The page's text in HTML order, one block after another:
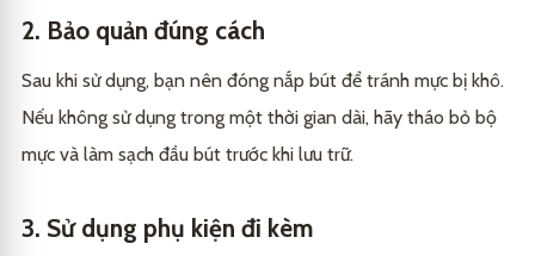
2. Bảo quản đúng cách
Sau khi sử dụng, bạn nên đóng nắp bút để tránh mực bị khô.
Nếu không sử dụng trong một thời gian dài, hãy tháo bỏ bộ
mực và làm sạch đầu bút trước khi lưu trữ.
3. Sử dụng phụ kiện đi kèm